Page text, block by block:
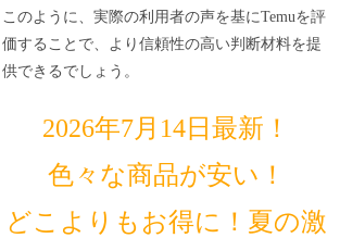
このように、実際の利用者の声を基にTemuを評
価することで、より信頼性の高い判断材料を提
供できるでしょう。
2026年7月14日最新！
色々な商品が安い！
どこよりもお得に！夏の激